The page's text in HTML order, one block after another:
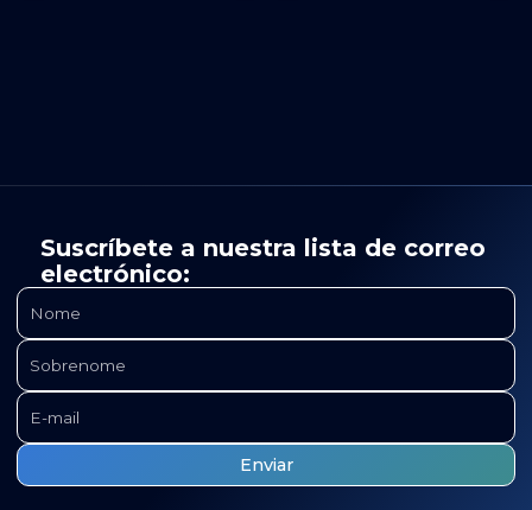
Suscríbete a nuestra lista de correo
electrónico: